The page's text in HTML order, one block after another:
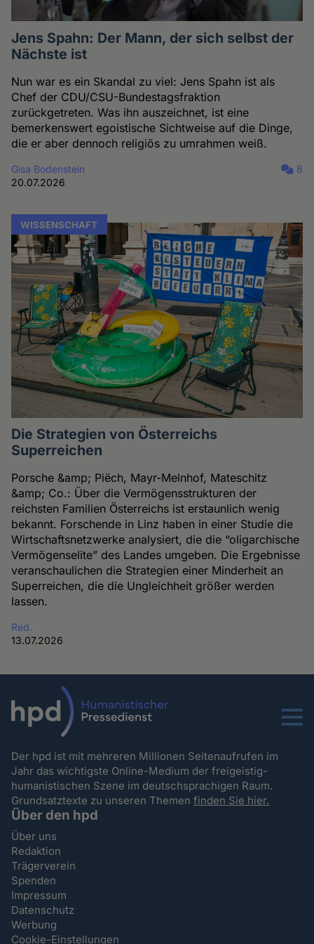
Jens Spahn: Der Mann, der sich selbst der
Nächste ist
Nun war es ein Skandal zu viel: Jens Spahn ist als
Chef der CDU/CSU-Bundestagsfraktion
zurückgetreten. Was ihn auszeichnet, ist eine
bemerkenswert egoistische Sichtweise auf die Dinge,
die er aber dennoch religiös zu umrahmen weiß.
Gisa Bodenstein
20.07.2026
8
WISSENSCHAFT
Die Strategien von Österreichs
Superreichen
Porsche &amp; Piëch, Mayr-Melnhof, Mateschitz
&amp; Co.: Über die Vermögensstrukturen der
reichsten Familien Österreichs ist erstaunlich wenig
bekannt. Forschende in Linz haben in einer Studie die
Wirtschaftsnetzwerke analysiert, die die “oligarchische
Vermögenselite” des Landes umgeben. Die Ergebnisse
veranschaulichen die Strategien einer Minderheit an
Superreichen, die die Ungleichheit größer werden
lassen.
Red.
13.07.2026
Menu
Der hpd ist mit mehreren Millionen Seitenaufrufen im
Jahr das wichtigste Online-Medium der freigeistig-
humanistischen Szene im deutschsprachigen Raum.
Grundsatztexte zu unseren Themenfinden Sie hier.
Über den hpd
Über uns
Redaktion
Trägerverein
Spenden
Impressum
Datenschutz
Werbung
Cookie-Einstellungen